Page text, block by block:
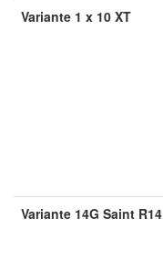
Variante 1 x 10 XT
Variante 14G Saint R14